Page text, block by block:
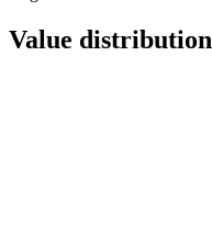
Value distribution